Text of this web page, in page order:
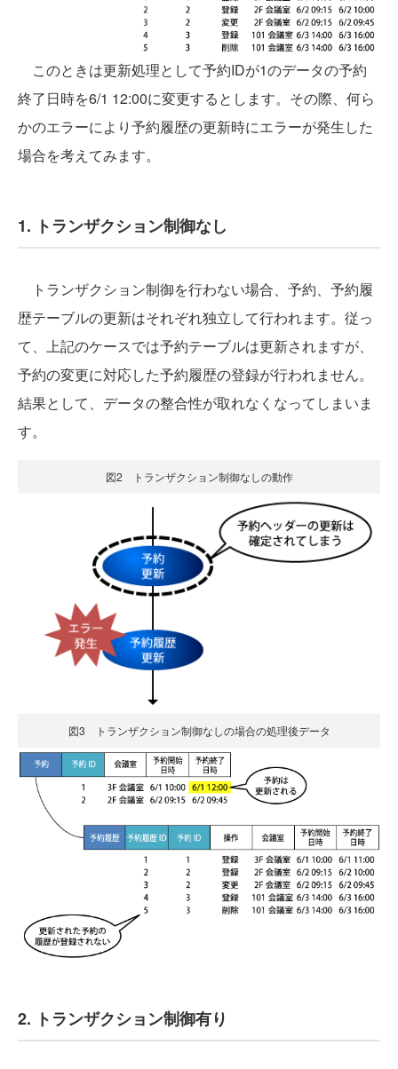
このときは更新処理として予約IDが1のデータの予約
終了日時を6/1 12:00に変更するとします。その際、何ら
かのエラーにより予約履歴の更新時にエラーが発生した
場合を考えてみます。
1. トランザクション制御なし
トランザクション制御を行わない場合、予約、予約履
歴テーブルの更新はそれぞれ独立して行われます。従っ
て、上記のケースでは予約テーブルは更新されますが、
予約の変更に対応した予約履歴の登録が行われません。
結果として、データの整合性が取れなくなってしまいま
す。
図2 トランザクション制御なしの動作
図3 トランザクション制御なしの場合の処理後データ
2. トランザクション制御有り